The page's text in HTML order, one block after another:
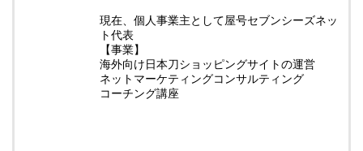
現在、個人事業主として屋号セブンシーズネッ
ト代表
【事業】
海外向け日本刀ショッピングサイトの運営
ネットマーケティングコンサルティング
コーチング講座